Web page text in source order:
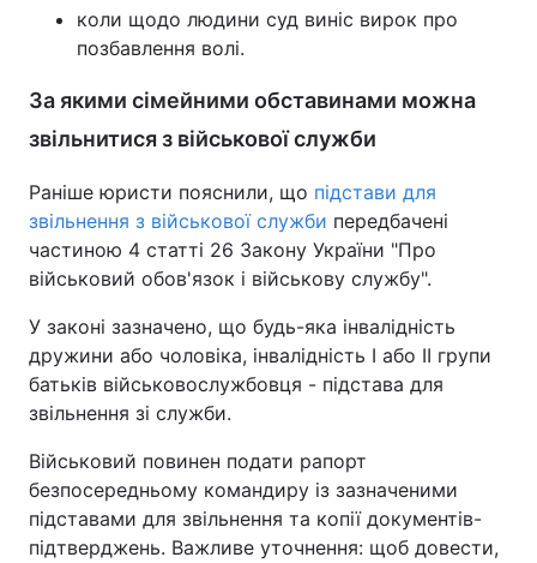
коли щодо людини суд виніс вирок про
позбавлення волі.
За якими сімейними обставинами можна
звільнитися з військової служби
Раніше юристи пояснили, що підстави для
звільнення з військової служби передбачені
частиною 4 статті 26 Закону України "Про
військовий обов'язок і військову службу".
У законі зазначено, що будь-яка інвалідність
дружини або чоловіка, інвалідність І або II групи
батьків військовослужбовця - підстава для
звільнення зі служби.
Військовий повинен подати рапорт
безпосередньому командиру із зазначеними
підставами для звільнення та копії документів-
підтверджень. Важливе уточнення: щоб довести,